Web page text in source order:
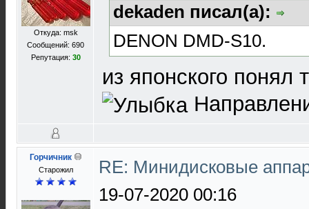
Откуда: msk
Сообщений: 690
Репутация: 30
dekaden писал(а):
DENON DMD-S10.
из японского понял
Горчичник
Старожил
RE: Минидисковые
19-07-2020 00:16